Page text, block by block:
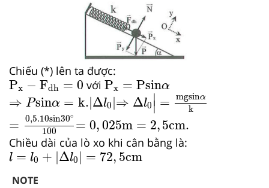
Chiếu (*) lên ta được:
Px − Fdh = 0
Px−Fdh =0 với Px = Psinα
Px Psinα
⇒ Psinα = k.|Δl0 |
⇒P sinα= k.|Δ l 0| ⇒ Δl0 ∣∣ = mgsinα
k
⇒Δ l0|=mgsinα
= 0,5.10sin30∘
100
,5.10sin ∘ 100
= 0,025m = 2,5cm.
0,025m= 5 cm.
Chiều dài của lò xo khi cân bằng là:
l = l0 + |Δl0 | = 72, 5cm
l=l0+ |Δl0|=72,5cm
NOTE